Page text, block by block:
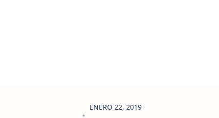
ENERO 22, 2019